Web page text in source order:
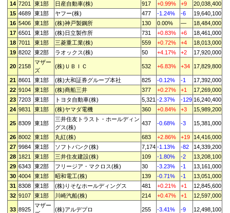
14 7201 東1部 日産自動車(株) 917 +0.99% +9
20,038,400
15 4689 東1部 ヤフー(株) 477 -1.24% -6
19,640,100
16 5406 東1部 (株)神戸製鋼所 130 0.00% —
18,484,000
17 6501 東1部 (株)日立製作所 731 +0.83% +6
18,461,000
18 7011 東1部 三菱重工業(株) 559 +0.72% +4
18,013,000
19 8202 東2部 ラオックス(株) 50 +4.17% +2 17,920,000
20 2158
マザー
ズ
(株)ＵＢＩＣ 532 +6.83% +34 17,829,800
21 8601 東1部 (株)大和証券グループ本社 825 -0.12% -1
17,392,000
22 9104 東1部 (株)商船三井 377 +0.27% +1
17,269,000
23 7203 東1部 トヨタ自動車(株) 5,321 -2.37% -129 16,240,400
24 9831 東1部 (株)ヤマダ電機 360 +0.84% +3 15,989,200
25 8309 東1部
三井住友トラスト・ホールディン
グス(株)
437 -0.68% -3 15,381,000
26 8002 東1部 丸紅(株) 683 +2.86% +19
14,416,000
27 9984 東1部 ソフトバンク(株) 7,174 -1.13% -82
14,339,200
28 1821 東1部 三井住友建設(株) 109 -1.80% -2
13,208,100
29 6343 東2部 フリージア・マクロス(株) 30 -3.23% -1
13,161,000
30 4004 東1部 昭和電工(株) 139 -0.71% -1
13,051,000
31 8308 東1部 (株)りそなホールディングス 481 +0.21% +1
12,845,600
32 9107 東1部 川崎汽船(株) 214 +0.47% +1 12,597,000
33 8925
マザー
(株)アルデプロ 255 -3.41% -9 12,498,100